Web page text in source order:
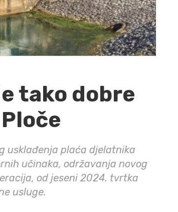
tako dobre
usklađenja plaća djelatnika
učinaka, održavanja novog
od jeseni 2024. tvrtka
usluge.